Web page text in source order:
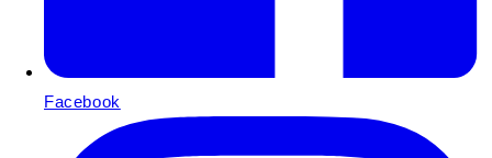
Facebook